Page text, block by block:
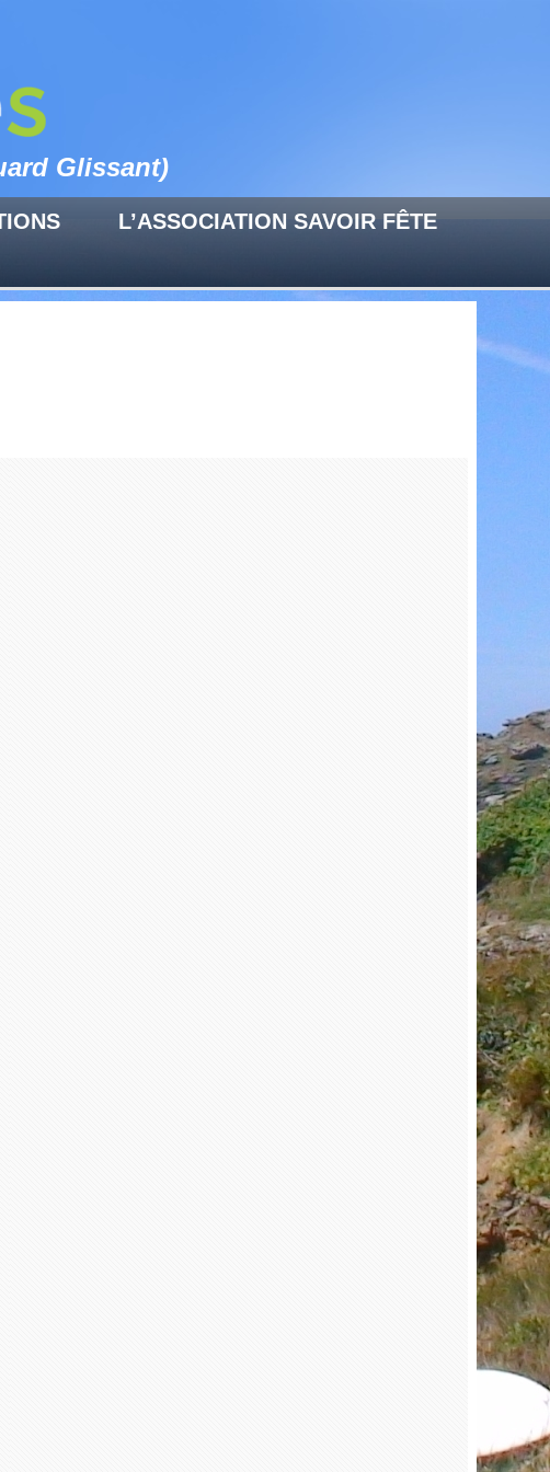
Glissant)
L’ASSOCIATION SAVOIR FÊTE